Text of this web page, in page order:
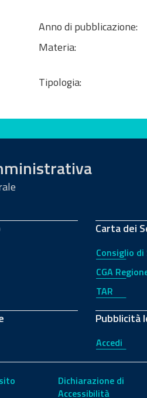
Anno di pubblicazione:
Materia:
Tipologia:
Carta dei
Consiglio
CGA
TAR
Pubblicità
Accedi
Dichiarazione di
Accessibilità